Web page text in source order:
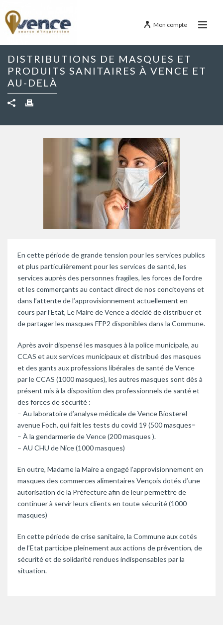
Mon compte
DISTRIBUTIONS DE MASQUES ET
PRODUITS SANITAIRES À VENCE ET
AU-DELÀ
En cette période de grande tension pour les services publics
et plus particulièrement pour les services de santé, les
services auprès des personnes fragiles, les forces de l’ordre
et les commerçants au contact direct de nos concitoyens et
dans l’attente de l’approvisionnement actuellement en
cours par l’Etat, Le Maire de Vence a décidé de distribuer et
de partager les masques FFP2 disponibles dans la Commune.
Après avoir dispensé les masques à la police municipale, au
CCAS et aux services municipaux et distribué des masques
et des gants aux professions libérales de santé de Vence
par le CCAS (1000 masques), les autres masques sont dès à
présent mis à la disposition des professionnels de santé et
des forces de sécurité :
– Au laboratoire d’analyse médicale de Vence Biosterel
avenue Foch, qui fait les tests du covid 19 (500 masques=
– À la gendarmerie de Vence (200 masques ).
– AU CHU de Nice (1000 masques)
En outre, Madame la Maire a engagé l’approvisionnement en
masques des commerces alimentaires Vençois dotés d’une
autorisation de la Préfecture afin de leur permettre de
continuer à servir leurs clients en toute sécurité (1000
masques)
En cette période de crise sanitaire, la Commune aux cotés
de l’Etat participe pleinement aux actions de prévention, de
sécurité et de solidarité rendues indispensables par la
situation.